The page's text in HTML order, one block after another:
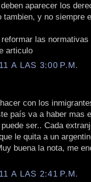
aparecer los
y no siempre
las
articulo
A LAS 3:00 P.M.
con los
país va a haber mas
ser.. Cada
le quita a un
buena la nota, me
A LAS 2:41 P.M.